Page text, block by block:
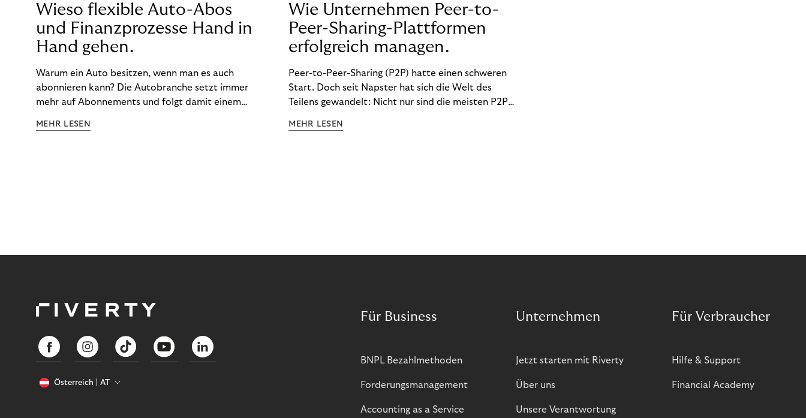
Wieso flexible Auto-Abos
und Finanzprozesse Hand in
Hand gehen.
Warum ein Auto besitzen, wenn man es auch
abonnieren kann? Die Autobranche setzt immer
mehr auf Abonnements und folgt damit einem
MEHR LESEN
Wie Unternehmen Peer-to-
Peer-Sharing-Plattformen
erfolgreich managen.
Peer-to-Peer-Sharing (P2P) hatte einen schweren
Start. Doch seit Napster hat sich die Welt des
Teilens gewandelt: Nicht nur sind die meisten P2P-
sich geändert. Und unsere Ansprüche auch.
MEHR LESEN
Österreich AT
Für Business
BNPL Bezahlmethoden
Forderungsmanagement
Accounting as a Service
Unternehmen
Jetzt starten mit Riverty
Über uns
Unsere Verantwortung
Für Verbraucher
Hilfe & Support
Financial Academy